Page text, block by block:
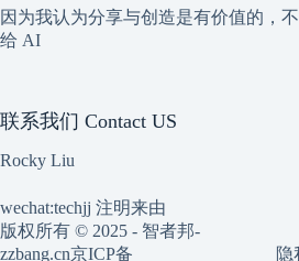
因为我认为分享与创造是有价值的，
给 AI
联系我们 Contact US
Rocky Liu
wechat:techjj 注明来由
版权所有 © 2025 - 智者邦-
zzbang.cn京ICP备 隐